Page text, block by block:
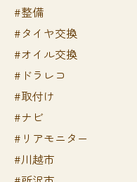
#整備
#タイヤ交換
#オイル交換
#ドラレコ
#取付け
#ナビ
#リアモニター
#川越市